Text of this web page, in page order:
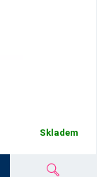
Skladem